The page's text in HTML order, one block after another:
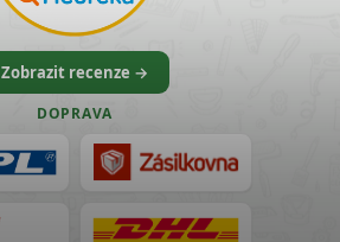
Zobrazit recenze →
DOPRAVA